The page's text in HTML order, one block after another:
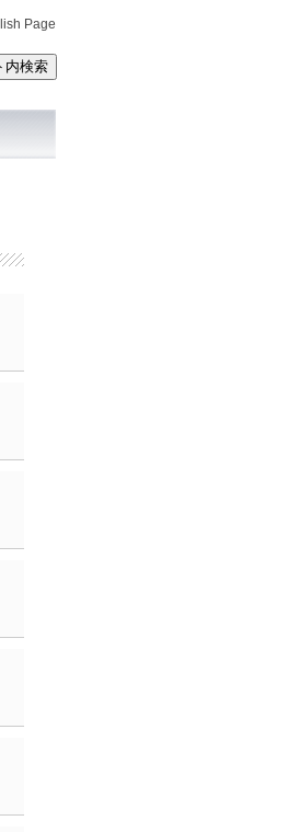
Page